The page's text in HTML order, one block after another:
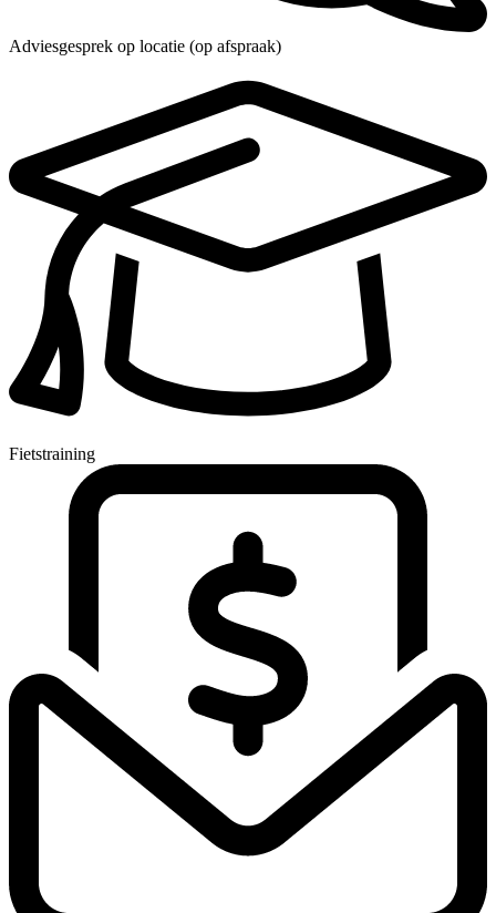
Adviesgesprek op locatie (op afspraak)
Fietstraining